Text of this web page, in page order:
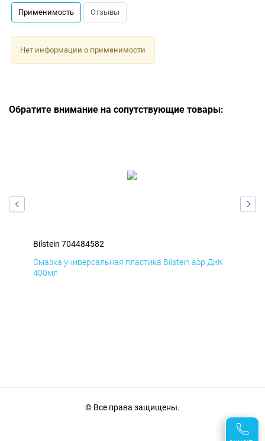
Применимость Отзывы
Нет информации о применимости
Обратите внимание на сопутствующие товары:
Bilstein 704484582
Смазка универсальная пластика Bilstein аэр ДиК
400мл
© Все права защищены.